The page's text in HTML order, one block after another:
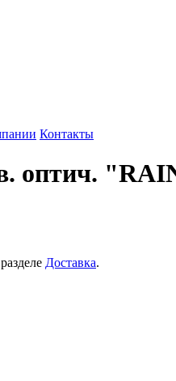
Контакты
оптич.
Доставка.